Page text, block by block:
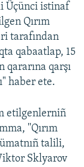
Üçünci istinaf
Qırım
tarafından
qabaatlap, 15
qararına qarşı
haber ete.
etilgenlerniñ
''Qırım
talili,
Sklyarov